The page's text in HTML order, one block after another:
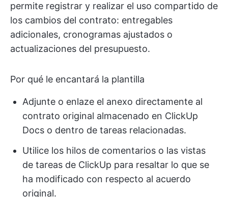
permite registrar y realizar el uso compartido de
los cambios del contrato: entregables
adicionales, cronogramas ajustados o
actualizaciones del presupuesto.
Por qué le encantará la plantilla
Adjunte o enlaze el anexo directamente al
contrato original almacenado en ClickUp
Docs o dentro de tareas relacionadas.
Utilice los hilos de comentarios o las vistas
de tareas de ClickUp para resaltar lo que se
ha modificado con respecto al acuerdo
original.